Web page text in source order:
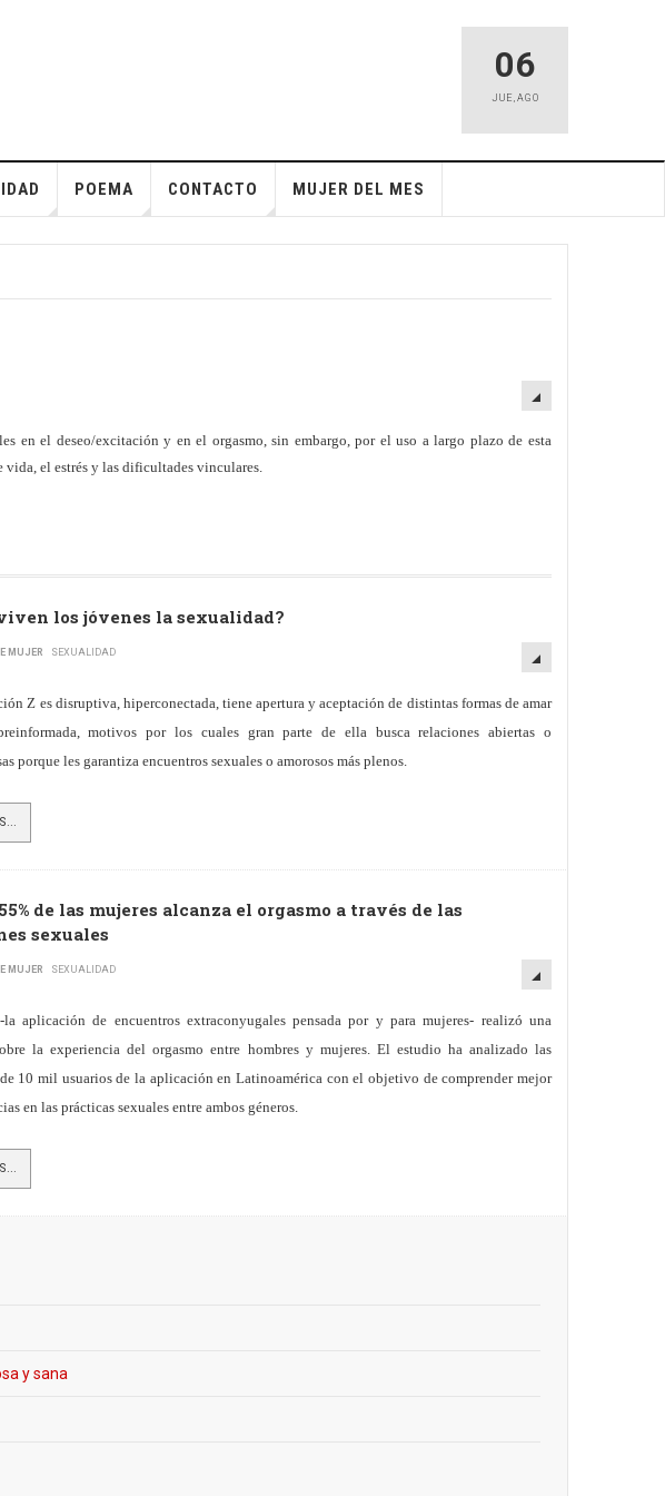
06
JUE , AGO
POEMA CONTACTO MUJER DEL MES
en el deseo/excitación y en el orgasmo, sin embargo, por el uso a largo plazo de esta
vida, el estrés y las dificultades vinculares.
los jóvenes la sexualidad?
MUJER SEXUALIDAD
Z es disruptiva, hiperconectada, tiene apertura y aceptación de distintas formas de amar
motivos por los cuales gran parte de ella busca relaciones abiertas o
porque les garantiza encuentros sexuales o amorosos más plenos.
de las mujeres alcanza el orgasmo a través de las
sexuales
MUJER SEXUALIDAD
-la aplicación de encuentros extraconyugales pensada por y para mujeres- realizó una
la experiencia del orgasmo entre hombres y mujeres. El estudio ha analizado las
de 10 mil usuarios de la aplicación en Latinoamérica con el objetivo de comprender mejor
en las prácticas sexuales entre ambos géneros.
y sana